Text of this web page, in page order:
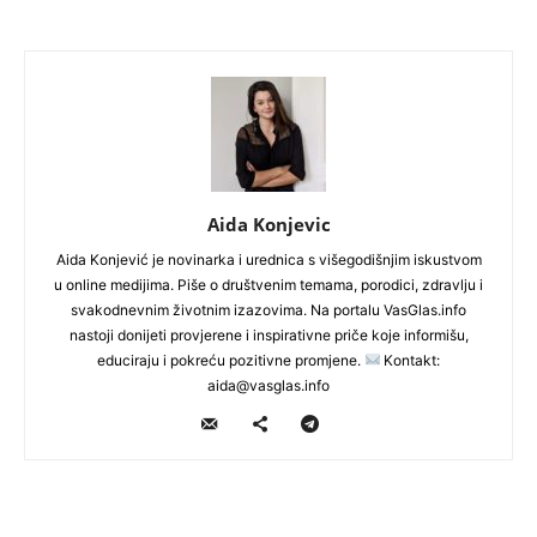
Aida Konjevic
Aida Konjević je novinarka i urednica s višegodišnjim iskustvom
u online medijima. Piše o društvenim temama, porodici, zdravlju i
svakodnevnim životnim izazovima. Na portalu VasGlas.info
nastoji donijeti provjerene i inspirativne priče koje informišu,
educiraju i pokreću pozitivne promjene.
Kontakt:
aida@vasglas.info